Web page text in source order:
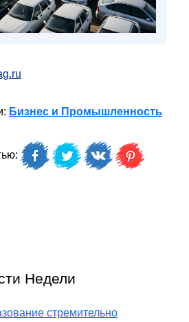
Бизнес и Промышленность
Недели
стремительно